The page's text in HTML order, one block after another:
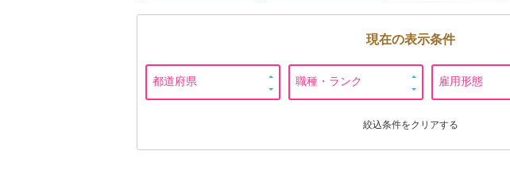
現在の表示条件
絞込条件をクリアする